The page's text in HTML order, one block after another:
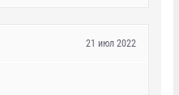
21 июл 2022